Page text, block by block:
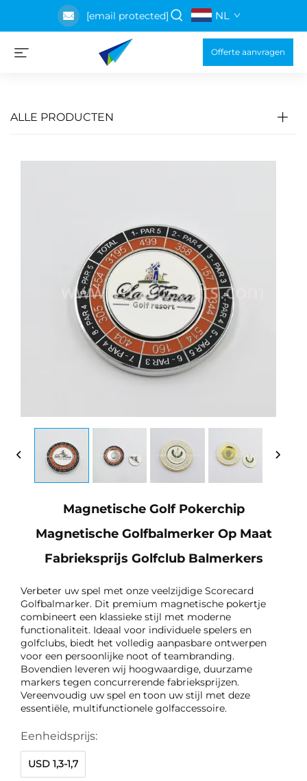
[email protected] NL
Offerte aanvragen
ALLE PRODUCTEN
Magnetische Golf Pokerchip
Magnetische Golfbalmerker Op Maat
Fabrieksprijs Golfclub Balmerkers
Verbeter uw spel met onze veelzijdige Scorecard
Golfbalmarker. Dit premium magnetische pokertje
combineert een klassieke stijl met moderne
functionaliteit. Ideaal voor individuele spelers en
golfclubs, biedt het volledig aanpasbare ontwerpen
voor een persoonlijke noot of teambranding.
Bovendien leveren wij hoogwaardige, duurzame
markers tegen concurrerende fabrieksprijzen.
Vereenvoudig uw spel en toon uw stijl met deze
essentiële, multifunctionele golfaccessoire.
Eenheidsprijs:
USD 1,3-1,7